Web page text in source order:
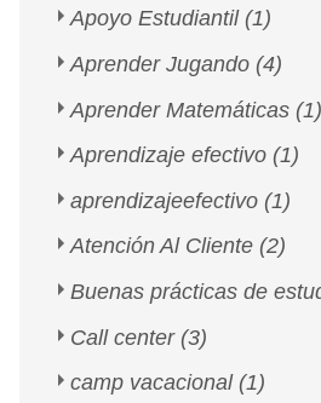
Apoyo Estudiantil (1)
Aprender Jugando (4)
Aprender Matemáticas (1)
Aprendizaje efectivo (1)
aprendizajeefectivo (1)
Atención Al Cliente (2)
Buenas prácticas de
Call center (3)
camp vacacional (1)